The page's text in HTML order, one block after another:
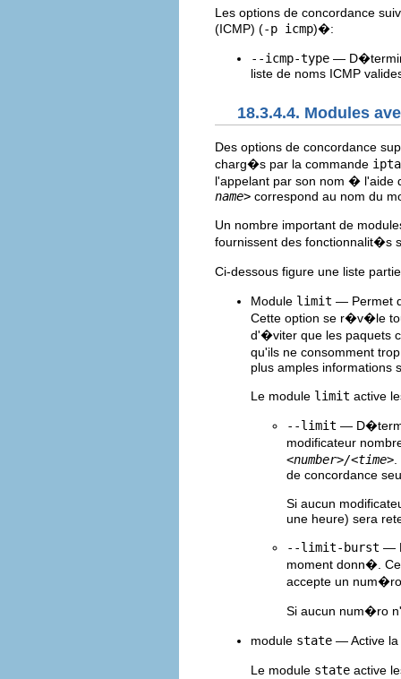
Les options de concordance
(ICMP) (-p icmp)�:
--icmp-type —
liste de noms ICMP
18.3.4.4. Modules
Des options de concordance
charg�s par la commande
l'appelant par son nom � l'aide
name> correspond au nom du
Un nombre important de
fournissent des fonctionnalit�s
Ci-dessous figure une liste
Module limit — Permet
Cette option se r�v�le
d'�viter que les paquets
qu'ils ne consomment
plus amples informations
Le module limit active
--limit —
modificateur
<number>/<time>
de concordance
Si aucun
une heure) sera
--limit-burst —
moment donn�.
accepte un
Si aucun num�ro
module state — Active
Le module state active